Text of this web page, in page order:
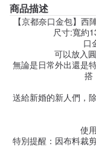
商品描述
【京都奈口金包】
尺寸:寬約
口
可以放入
無論是日常外出還是
搭
送給新婚的新人們，
使
特別提醒：因布料裁